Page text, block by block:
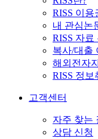
RISS 이용
내 관심논
RISS 자료
복사/대출
해외전자
RISS 정
고객센터
자주 찾는
상담 신청